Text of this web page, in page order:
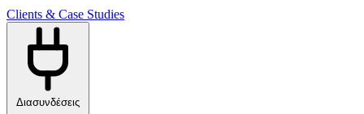
Clients & Case Studies
Διασυνδέσεις